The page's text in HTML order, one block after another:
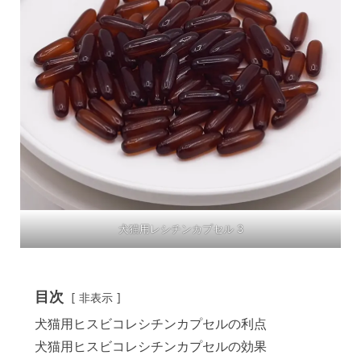
犬猫用レシチンカプセル 3
目次 非表示
犬猫用ヒスビコレシチンカプセルの利点
犬猫用ヒスビコレシチンカプセルの効果